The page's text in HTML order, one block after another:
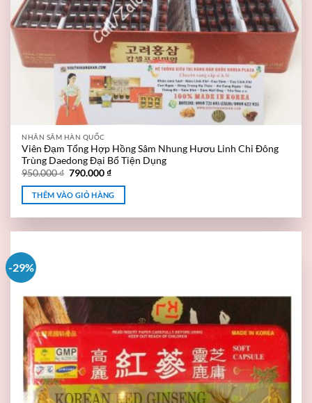
NHÂN SÂM HÀN QUỐC
Viên Đạm Tổng Hợp Hồng Sâm Nhung Hươu Linh Chi Đông
Trùng Daedong Đại Bổ Tiện Dụng
950.000₫ 790.000₫
THÊM VÀO GIỎ HÀNG
-29%